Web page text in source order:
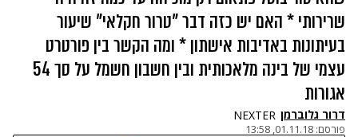
שרירותי * האם יש כזה דבר "טרור חקלאי" שיעור
בעיתונות באדיבות אישתון * ומה הקשר בין פורטרט
עצמי של בינה מלאכותית ובין חשבון חשמל על סך 54
אגורות
דרור גלוברמן NEXTER
פורסם: 01.11.18, 13:58